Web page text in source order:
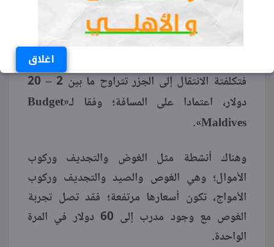
اغلاق
وهناك أنشطة بأسعار معقولة مثل التنقل بين الجزر،
فمن خلال العبارة يمكنك زيارة الجزر القريبة، فكل
جزيرة تختلف في طبيعتها ومظاهرها.
فتكلفتة الانتقال إلى الجزر تتراوح ما بين 2 – 20
دولار، اعتمادا على المسافة؛ وفقا لـ«Budget
Maldives
».
وهناك أنشطة مثل الغوض والتجديف وركوب
الأموال؛ وهي الغوص والصيد والتجديف وركوب
الأمواج، تكون أسعارها مرتفعة؛ فقد تصل تجربة
الغوص مع وجود مدرب إلى 60 دولار في المرة
الواحدة.